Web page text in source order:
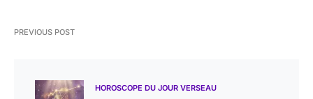
PREVIOUS POST
HOROSCOPE DU JOUR VERSEAU